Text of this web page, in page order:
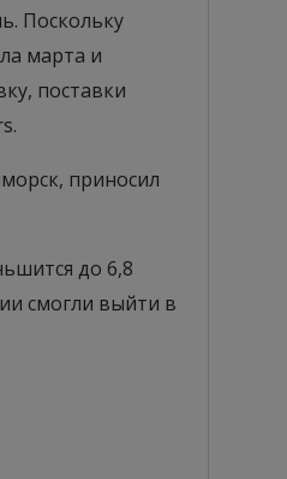
Поскольку
марта и
поставки
приносил
до 6,8
смогли выйти в